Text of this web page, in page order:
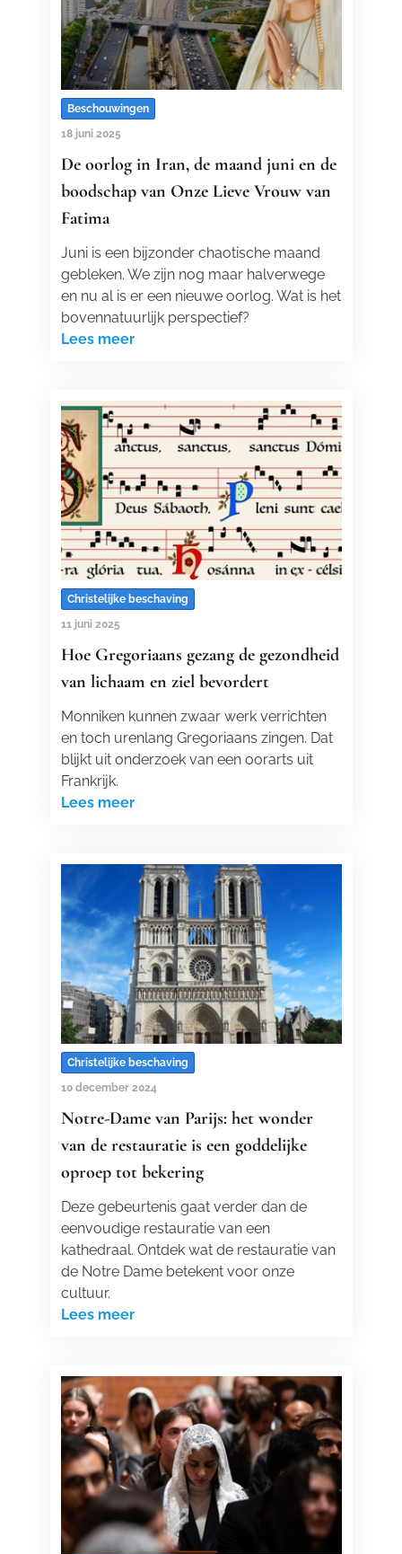
Beschouwingen
18 juni 2025
De oorlog in Iran, de maand juni en de
boodschap van Onze Lieve Vrouw van
Fatima
Juni is een bijzonder chaotische maand
gebleken. We zijn nog maar halverwege
en nu al is er een nieuwe oorlog. Wat is het
bovennatuurlijk perspectief?
Lees meer
Christelijke beschaving
11 juni 2025
Hoe Gregoriaans gezang de gezondheid
van lichaam en ziel bevordert
Monniken kunnen zwaar werk verrichten
en toch urenlang Gregoriaans zingen. Dat
blijkt uit onderzoek van een oorarts uit
Frankrijk.
Lees meer
Christelijke beschaving
10 december 2024
Notre-Dame van Parijs: het wonder
van de restauratie is een goddelijke
oproep tot bekering
Deze gebeurtenis gaat verder dan de
eenvoudige restauratie van een
kathedraal. Ontdek wat de restauratie van
de Notre Dame betekent voor onze
cultuur.
Lees meer